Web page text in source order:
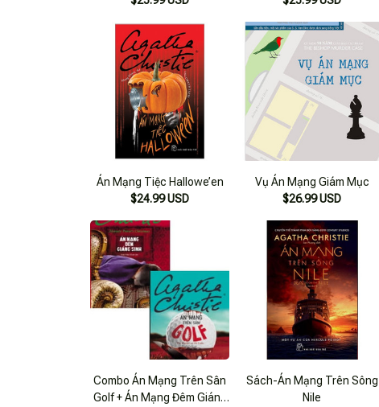
Án Mạng Tiệc Hallowe’en
$24.99 USD
Vụ Án Mạng Giám Mục
$26.99 USD
Combo Án Mạng Trên Sân
Golf + Án Mạng Đêm Giáng
Sách-Án Mạng Trên Sông
Nile